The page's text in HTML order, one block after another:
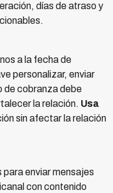
días de atraso y
a la fecha de
personalizar, enviar
de cobranza debe
la relación. Usa
sin afectar la relación
enviar mensajes
con contenido